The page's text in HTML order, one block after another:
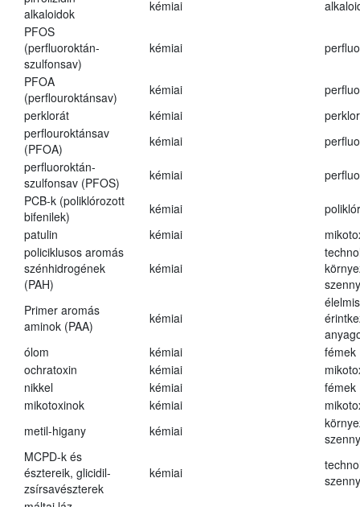
alkaloidok
kémiai
PFOS
(perfluoroktán-
szulfonsav)
kémiai
PFOA
(perflouroktánsav)
kémiai
perklorát
kémiai
perflouroktánsav
(PFOA)
kémiai
perfluoroktán-
szulfonsav (PFOS)
kémiai
PCB-k (poliklórozott
bifenilek)
kémiai
patulin
kémiai
policiklusos aromás
szénhidrogének
(PAH)
kémiai
Primer aromás
aminok (PAA)
kémiai
ólom
kémiai
fémek
ochratoxin
kémiai
nikkel
kémiai
fémek
mikotoxinok
kémiai
metil-higany
kémiai
MCPD-k és
észtereik, glicidil-
zsírsavészterek
kémiai